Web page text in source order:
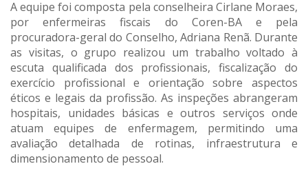
A equipe foi composta pela conselheira Cirlane Moraes,
por enfermeiras fiscais do Coren-BA e pela
procuradora-geral do Conselho, Adriana Renã. Durante
as visitas, o grupo realizou um trabalho voltado à
escuta qualificada dos profissionais, fiscalização do
exercício profissional e orientação sobre aspectos
éticos e legais da profissão. As inspeções abrangeram
hospitais, unidades básicas e outros serviços onde
atuam equipes de enfermagem, permitindo uma
avaliação detalhada de rotinas, infraestrutura e
dimensionamento de pessoal.